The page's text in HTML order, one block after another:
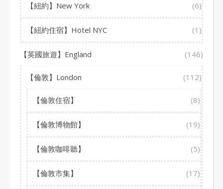
【紐約】New York (6)
【紐約住宿】Hotel NYC (1)
【英國旅遊】England (146)
【倫敦】London (112)
【倫敦住宿】 (8)
【倫敦博物館】 (19)
【倫敦咖啡聽】 (5)
【倫敦市集】 (17)